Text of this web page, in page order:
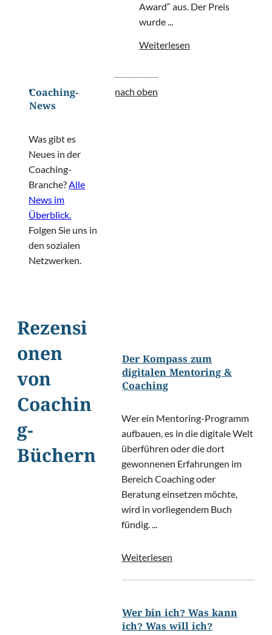
Award“ aus. Der Preis
wurde ...
Weiterlesen
Coaching-
News
Was gibt es
Neues in der
Coaching-
Branche? Alle
News im
Überblick.
Folgen Sie uns in
den sozialen
Netzwerken.
nach oben
Rezensi
onen
von
Coachin
g-
Büchern
Der Kompass zum
digitalen Mentoring &
Coaching
Wer ein Mentoring-Programm
aufbauen, es in die digitale Welt
überführen oder die dort
gewonnenen Erfahrungen im
Bereich Coaching oder
Beratung einsetzen möchte,
wird in vorliegendem Buch
fündig. ...
Weiterlesen
Wer bin ich? Was kann
ich? Was will ich?